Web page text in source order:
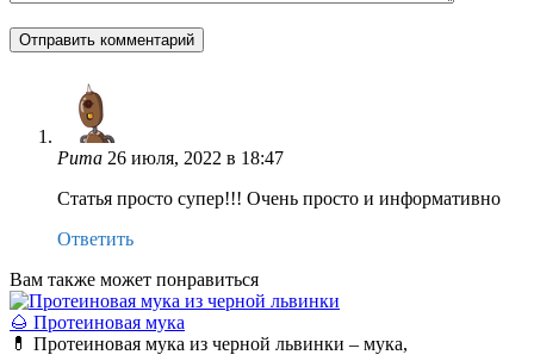
Рита 26 июля, 2022 в 18:47
Статья просто супер!!! Очень просто и информативно
Ответить
Вам также может понравиться
🌰 Протеиновая мука
💊 Протеиновая мука из черной львинки – мука,